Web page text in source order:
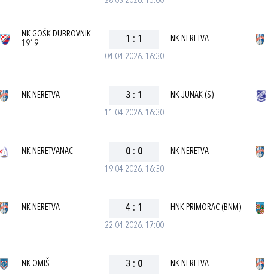
04.04.2026. 16:30
NK GOŠK-DUBROVNIK
1919
1 : 1 NK NERETVA
11.04.2026. 16:30
NK NERETVA 3 : 1 NK JUNAK (S)
19.04.2026. 16:30
NK NERETVANAC 0 : 0 NK NERETVA
22.04.2026. 17:00
NK NERETVA 4 : 1 HNK PRIMORAC (BNM)
NK OMIŠ 3 : 0 NK NERETVA